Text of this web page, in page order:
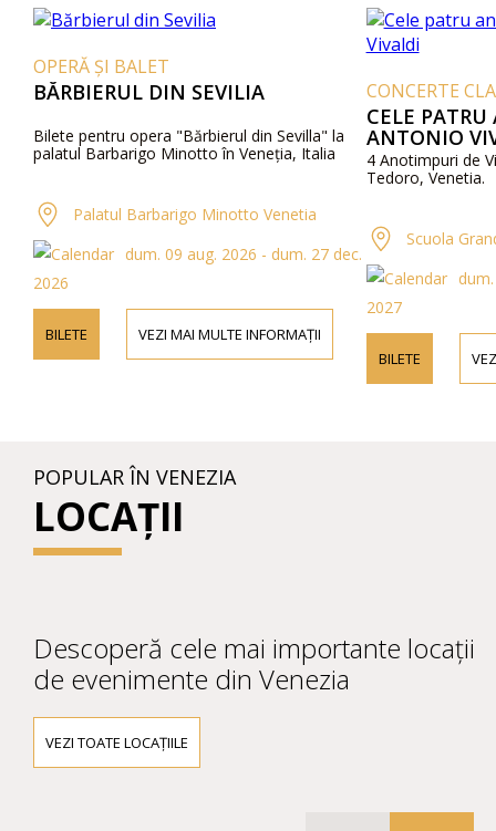
OPERĂ ȘI BALET
BĂRBIERUL DIN SEVILIA
Bilete pentru opera "Bărbierul din Sevilla" la
palatul Barbarigo Minotto în Veneția, Italia
Palatul Barbarigo Minotto Venetia
dum. 09 aug. 2026 - dum. 27 dec.
2026
BILETE VEZI MAI MULTE INFORMAȚII
CONCERTE
CELE
ANTONIO
4 Anotimpuri de
Tedoro, Venetia.
Scuola
2027
BILETE
POPULAR ÎN VENEZIA
LOCAȚII
Descoperă cele mai importante locații
de evenimente din Venezia
VEZI TOATE LOCAȚIILE